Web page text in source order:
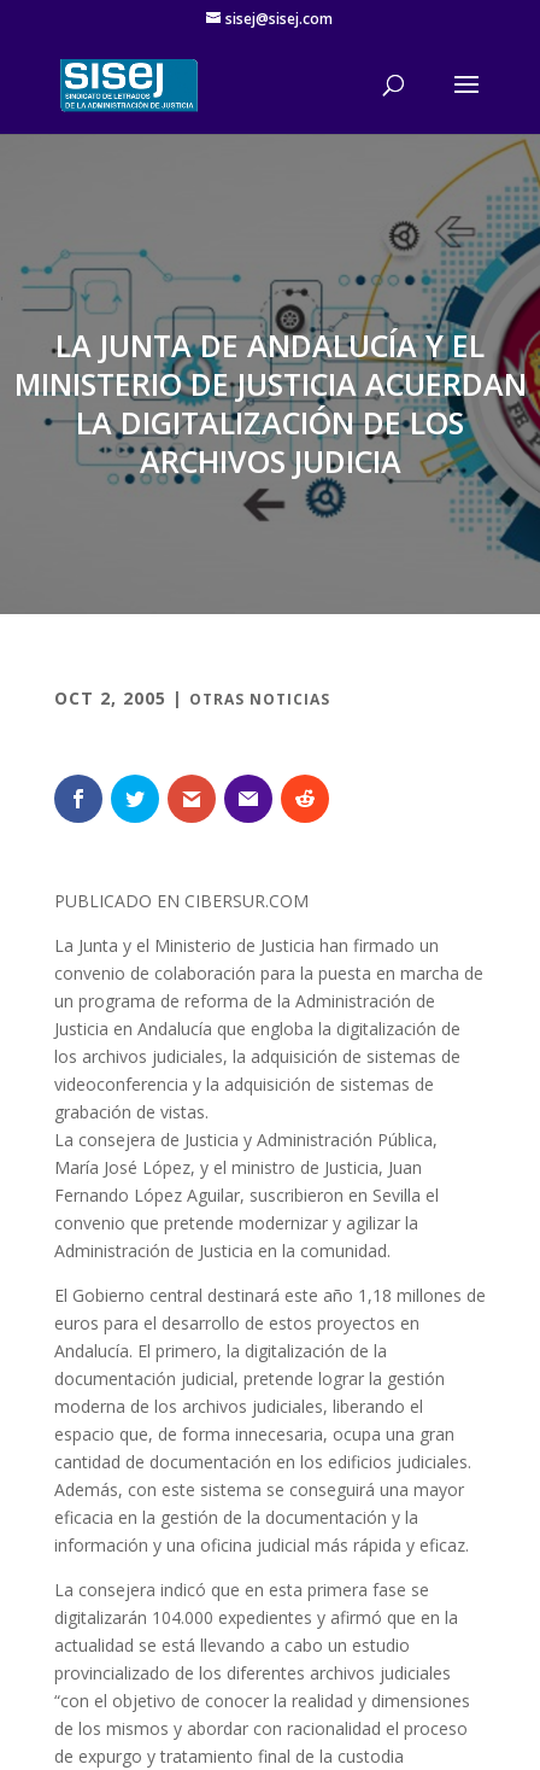
sisej@sisej.com
'
LA JUNTA DE ANDALUCÍA Y EL
MINISTERIO DE JUSTICIA ACUERDAN
LA DIGITALIZACIÓN DE LOS
ARCHIVOS JUDICIA
OCT 2, 2005 | OTRAS NOTICIAS
PUBLICADO EN CIBERSUR.COM
La Junta y el Ministerio de Justicia han firmado un
convenio de colaboración para la puesta en marcha de
un programa de reforma de la Administración de
Justicia en Andalucía que engloba la digitalización de
los archivos judiciales, la adquisición de sistemas de
videoconferencia y la adquisición de sistemas de
grabación de vistas.
La consejera de Justicia y Administración Pública,
María José López, y el ministro de Justicia, Juan
Fernando López Aguilar, suscribieron en Sevilla el
convenio que pretende modernizar y agilizar la
Administración de Justicia en la comunidad.
El Gobierno central destinará este año 1,18 millones de
euros para el desarrollo de estos proyectos en
Andalucía. El primero, la digitalización de la
documentación judicial, pretende lograr la gestión
moderna de los archivos judiciales, liberando el
espacio que, de forma innecesaria, ocupa una gran
cantidad de documentación en los edificios judiciales.
Además, con este sistema se conseguirá una mayor
eficacia en la gestión de la documentación y la
información y una oficina judicial más rápida y eficaz.
La consejera indicó que en esta primera fase se
digitalizarán 104.000 expedientes y afirmó que en la
actualidad se está llevando a cabo un estudio
provincializado de los diferentes archivos judiciales
“con el objetivo de conocer la realidad y dimensiones
de los mismos y abordar con racionalidad el proceso
de expurgo y tratamiento final de la custodia